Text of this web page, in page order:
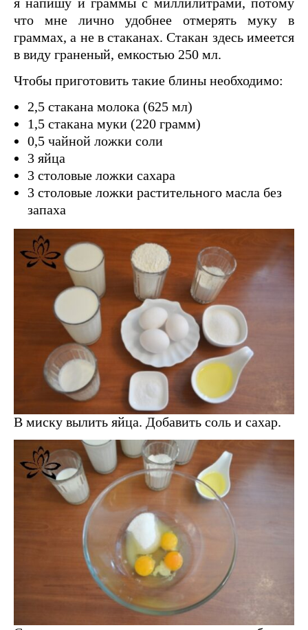
что мне лично удобнее отмерять муку в
граммах, а не в стаканах. Стакан здесь имеется
в виду граненый, емкостью 250 мл.
Чтобы приготовить такие блины необходимо:
2,5 стакана молока (625 мл)
1,5 стакана муки (220 грамм)
0,5 чайной ложки соли
3 яйца
3 столовые ложки сахара
3 столовые ложки растительного масла без
запаха
В миску вылить яйца. Добавить соль и сахар.